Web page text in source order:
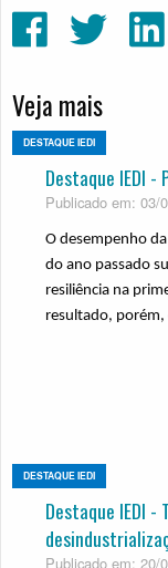
Veja mais
DESTAQUE IEDI
Destaque IEDI
Publicado em: 03/
O desempenho
do ano passado
resiliência na
resultado,
DESTAQUE IEDI
Destaque IEDI
Publicado em: 20/